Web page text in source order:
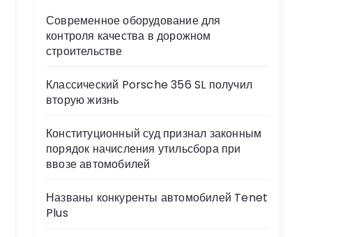
Современное оборудование для
контроля качества в дорожном
строительстве
Классический Porsche 356 SL получил
вторую жизнь
Конституционный суд признал законным
порядок начисления утильсбора при
ввозе автомобилей
Названы конкуренты автомобилей Tenet
Plus